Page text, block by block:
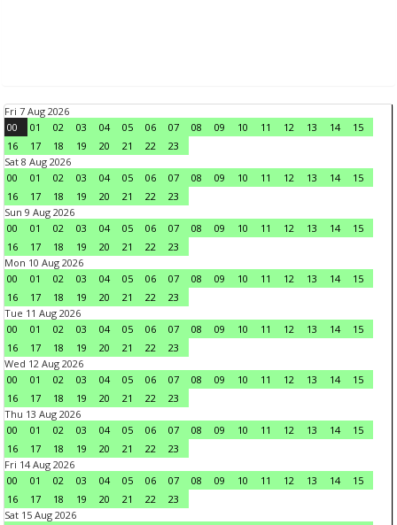
Fri 7 Aug 2026
00
01 02 03 04 05 06 07 08 09 10 11 12 13 14
15
16
17 18 19 20 21 22
23
Sat 8 Aug 2026
00
01 02 03 04 05 06 07 08 09 10 11 12 13 14
15
16
17 18 19 20 21 22
23
Sun 9 Aug 2026
00
01 02 03 04 05 06 07 08 09 10 11 12 13 14
15
16
17 18 19 20 21 22
23
Mon 10 Aug 2026
00
01 02 03 04 05 06 07 08 09 10 11 12 13 14
15
16
17 18 19 20 21 22
23
Tue 11 Aug 2026
00
01 02 03 04 05 06 07 08 09 10 11 12 13 14
15
16
17 18 19 20 21 22
23
Wed 12 Aug 2026
00
01 02 03 04 05 06 07 08 09 10 11 12 13 14
15
16
17 18 19 20 21 22
23
Thu 13 Aug 2026
00
01 02 03 04 05 06 07 08 09 10 11 12 13 14
15
16
17 18 19 20 21 22
23
Fri 14 Aug 2026
00
01 02 03 04 05 06 07 08 09 10 11 12 13 14
15
16
17 18 19 20 21 22
23
Sat 15 Aug 2026